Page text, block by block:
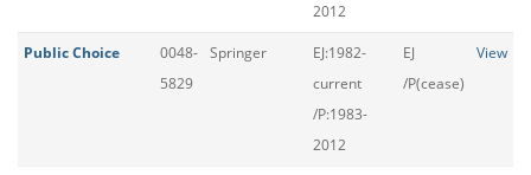
2012
Public Choice
0048-
5829
Springer
EJ:1982-
current
/P:1983-
2012
EJ
/P(cease)
View